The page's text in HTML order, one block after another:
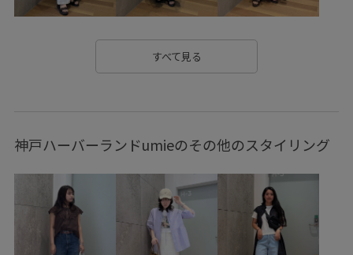
コーディネートのアクセント サステナブル シャツ
スタイルアップ
ストラップ スニーカー
タンクトップ デニムスタイル トレンド トレンド感
ドライ ナチュラル ハイウエスト ハリ感
ベルクロ リラックススタイル
レイヤードスタイル ワイドパンツ ワンピース
すべて見る
神戸ハーバーランドumieのその他のスタイリング